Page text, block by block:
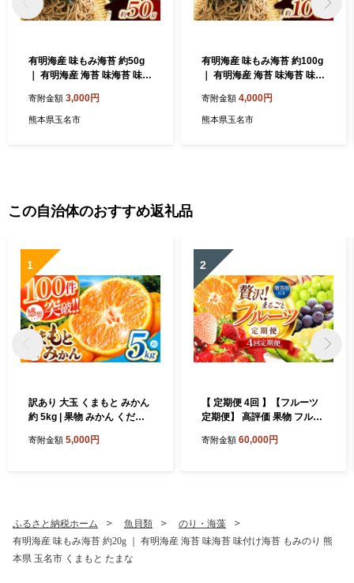
有明海産 味もみ海苔 約50g
｜ 有明海産 海苔 味海苔 味付
市 くまもと たまな
寄附金額 3,000円
熊本県玉名市
有明海産 味もみ海苔 約100g
｜ 有明海産 海苔 味海苔 味付
市 くまもと たまな
寄附金額 4,000円
熊本県玉名市
この自治体のおすすめ返礼品
1
訳あり 大玉 くまもと みかん
約 5kg | 果物 みかん くだも
橘 みかん 柑橘類 みかん ミカ
寄附金額 5,000円
2
【 定期便 4回 】【フルーツ
定期便】 高評価 果物 フルー
みかん 不知火 スイカ ぶどう
お試し 旬 取れたて 熊本県 玉
名市
寄附金額 60,000円
ふるさと納税ホーム 魚貝類
のり・海藻
有明海産 味もみ海苔 約20g ｜ 有明海産 海苔 味海苔 味付け海苔 もみのり 熊
本県 玉名市 くまもと たまな